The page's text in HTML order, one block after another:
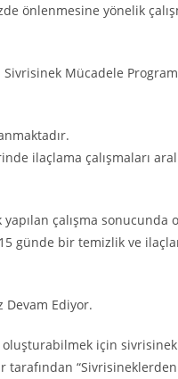
önlenmesine yönelik
Mücadele
ilaçlama çalışmaları
çalışma sonucunda
günde bir temizlik ve
Devam Ediyor.
oluşturabilmek için